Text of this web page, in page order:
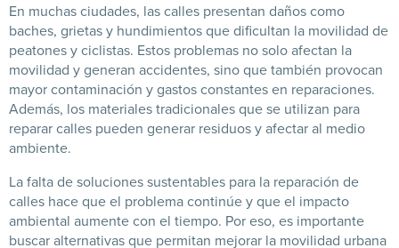
En muchas ciudades, las calles presentan daños como
baches, grietas y hundimientos que dificultan la movilidad de
peatones y ciclistas. Estos problemas no solo afectan la
movilidad y generan accidentes, sino que también provocan
mayor contaminación y gastos constantes en reparaciones.
Además, los materiales tradicionales que se utilizan para
reparar calles pueden generar residuos y afectar al medio
ambiente.
La falta de soluciones sustentables para la reparación de
calles hace que el problema continúe y que el impacto
ambiental aumente con el tiempo. Por eso, es importante
buscar alternativas que permitan mejorar la movilidad urbana